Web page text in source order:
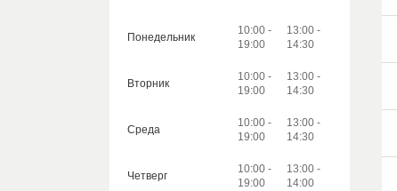
Понедельник
10:00
19:00
13:00
14:30
Вторник
10:00
19:00
13:00
14:30
Среда
10:00
19:00
13:00
14:30
Четверг
10:00
19:00
13:00
14:00